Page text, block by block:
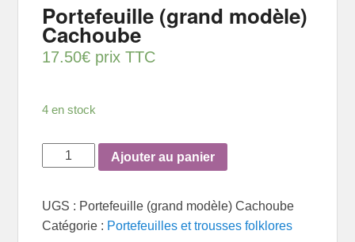
Portefeuille (grand modèle)
Cachoube
17.50€ prix TTC
4 en stock
quantité
de
(grand
modèle)
Ajouter au panier
UGS : Portefeuille (grand modèle) Cachoube
Catégorie : Portefeuilles et trousses folklores